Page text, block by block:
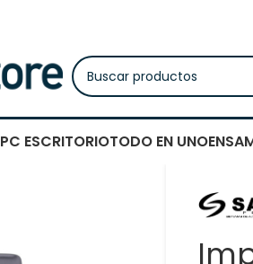
PC ESCRITORIOTODO EN UNO